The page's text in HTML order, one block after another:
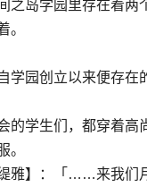
之岛学园里存在着两
。
学园创立以来便存在
的学生们，都穿着高
。
缇雅】：「……来我们